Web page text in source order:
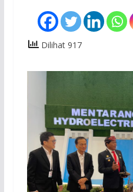
Dilihat 917